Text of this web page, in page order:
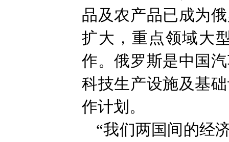
品及农产品已成为
扩大，重点领域大
作。俄罗斯是中国
科技生产设施及基
作计划。
“我们两国间的经